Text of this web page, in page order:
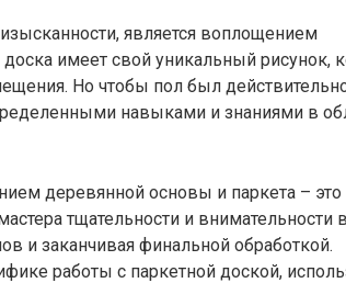
является воплощением
доска имеет свой уникальный рисунок,
Но чтобы пол был
навыками и знаниями в
деревянной основы и паркета – это
тщательности и
и заканчивая финальной обработкой.
работы с паркетной доской,